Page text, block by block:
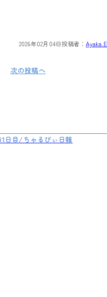
2026年02月04日投稿者：Ayaka.E
次の投稿へ
日目/ちゃるびぃ日報